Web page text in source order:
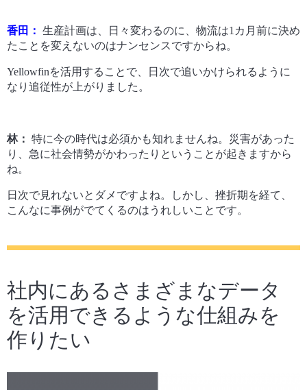
香田： 生産計画は、日々変わるのに、物流は1カ月前に決め
たことを変えないのはナンセンスですからね。
Yellowfinを活用することで、日次で追いかけられるように
なり追従性が上がりました。
林： 特に今の時代は必須かも知れませんね。災害があった
り、急に社会情勢がかわったりということが起きますから
ね。
日次で見れないとダメですよね。しかし、挫折期を経て、
こんなに事例がでてくるのはうれしいことです。
社内にあるさまざまなデータ
を活用できるような仕組みを
作りたい